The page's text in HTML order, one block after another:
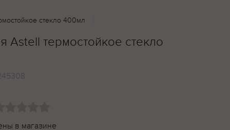
стекло 400мл
Astell термостойкое стекло
в магазине